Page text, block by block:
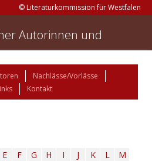
© Literaturkommission für Westfalen
Autorinnen und
Nachlässe/Vorlässe
Kontakt
E F G H I J K L
M